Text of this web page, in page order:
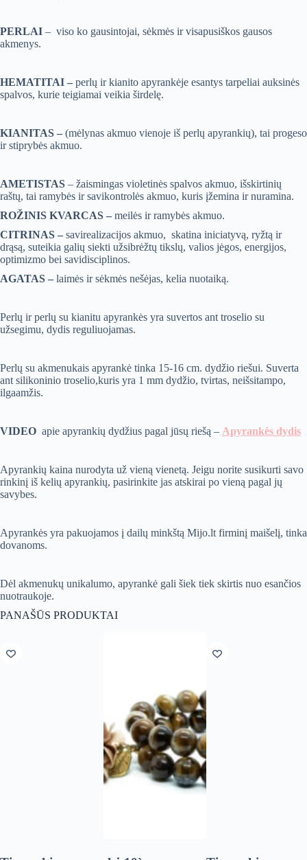
PERLAI – viso ko gausintojai, sėkmės ir visapusiškos gausos
akmenys.
HEMATITAI – perlų ir kianito apyrankėje esantys tarpeliai auksinės
spalvos, kurie teigiamai veikia širdelę.
KIANITAS – (mėlynas akmuo vienoje iš perlų apyrankių), tai progeso
ir stiprybės akmuo.
AMETISTAS – žaismingas violetinės spalvos akmuo, išskirtinių
raštų, tai ramybės ir savikontrolės akmuo, kuris įžemina ir nuramina.
ROŽINIS KVARCAS – meilės ir ramybės akmuo.
CITRINAS – savirealizacijos akmuo, skatina iniciatyvą, ryžtą ir
drąsą, suteikia galių siekti užsibrėžtų tikslų, valios jėgos, energijos,
optimizmo bei savidisciplinos.
AGATAS – laimės ir sėkmės nešėjas, kelia nuotaiką.
Perlų ir perlų su kianitu apyrankės yra suvertos ant troselio su
užsegimu, dydis reguliuojamas.
Perlų su akmenukais apyrankė tinka 15-16 cm. dydžio riešui. Suverta
ant silikoninio troselio,kuris yra 1 mm dydžio, tvirtas, neišsitampo,
ilgaamžis.
VIDEO apie apyrankių dydžius pagal jūsų riešą – Apyrankės dydis
Apyrankių kaina nurodyta už vieną vienetą. Jeigu norite susikurti savo
rinkinį iš kelių apyrankių, pasirinkite jas atskirai po vieną pagal jų
savybes.
Apyrankės yra pakuojamos į dailų minkštą Mijo.lt firminį maišelį, tinka
dovanoms.
Dėl akmenukų unikalumo, apyrankė gali šiek tiek skirtis nuo esančios
nuotraukoje.
PANAŠŪS PRODUKTAI